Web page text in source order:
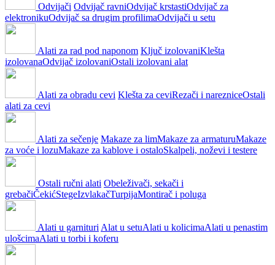
Odvijači Odvijač ravniOdvijač krstastiOdvijač za
elektronikuOdvijač sa drugim profilimaOdvijači u setu
Alati za rad pod naponom Ključ izolovaniKlešta
izolovanaOdvijač izolovaniOstali izolovani alat
Alati za obradu cevi Klešta za ceviRezači i narezniceOstali
alati za cevi
Alati za sečenje Makaze za limMakaze za armaturuMakaze
za voće i lozuMakaze za kablove i ostaloSkalpeli, noževi i testere
Ostali ručni alati Obeleživači, sekači i
grebačiČekićStegeIzvlakačTurpijaMontirač i poluga
Alati u garnituri Alat u setuAlati u kolicimaAlati u penastim
ulošcimaAlati u torbi i koferu